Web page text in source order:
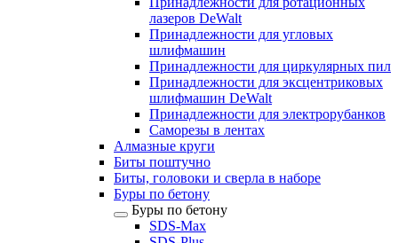
лазеров DeWalt
Принадлежности для угловых
шлифмашин
Принадлежности для циркулярных пил
Принадлежности для эксцентриковых
шлифмашин DeWalt
Принадлежности для электрорубанков
Саморезы в лентах
Алмазные круги
Биты поштучно
Биты, головоки и сверла в наборе
Буры по бетону
Буры по бетону
SDS-Max